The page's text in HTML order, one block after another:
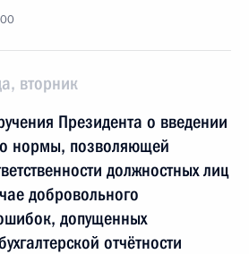
вторник
Президента о введении
нормы, позволяющей
должностных лиц
добровольного
допущенных
отчётности